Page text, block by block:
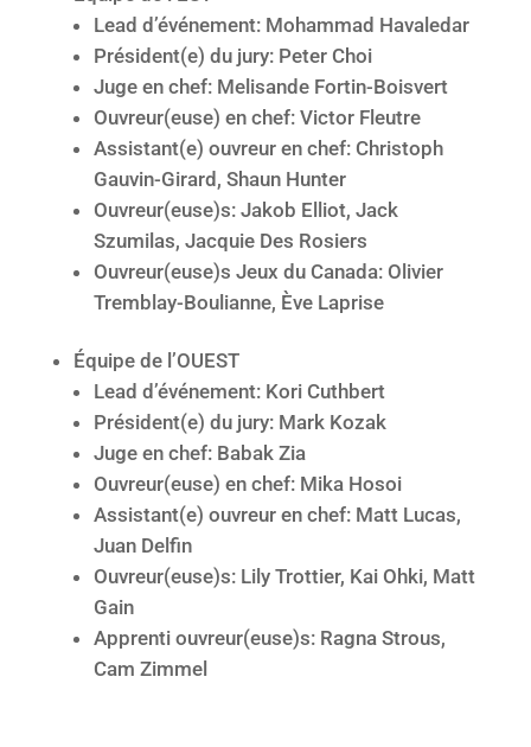
Lead d’événement: Mohammad Havaledar
Président(e) du jury: Peter Choi
Juge en chef: Melisande Fortin-Boisvert
Ouvreur(euse) en chef: Victor Fleutre
Assistant(e) ouvreur en chef: Christoph
Gauvin-Girard, Shaun Hunter
Ouvreur(euse)s: Jakob Elliot, Jack
Szumilas, Jacquie Des Rosiers
Ouvreur(euse)s Jeux du Canada: Olivier
Tremblay-Boulianne, Ève Laprise
Équipe de l’OUEST
Lead d’événement: Kori Cuthbert
Président(e) du jury: Mark Kozak
Juge en chef: Babak Zia
Ouvreur(euse) en chef: Mika Hosoi
Assistant(e) ouvreur en chef: Matt Lucas,
Juan Delfin
Ouvreur(euse)s: Lily Trottier, Kai Ohki, Matt
Gain
Apprenti ouvreur(euse)s: Ragna Strous,
Cam Zimmel